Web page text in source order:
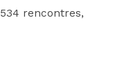
rencontres,